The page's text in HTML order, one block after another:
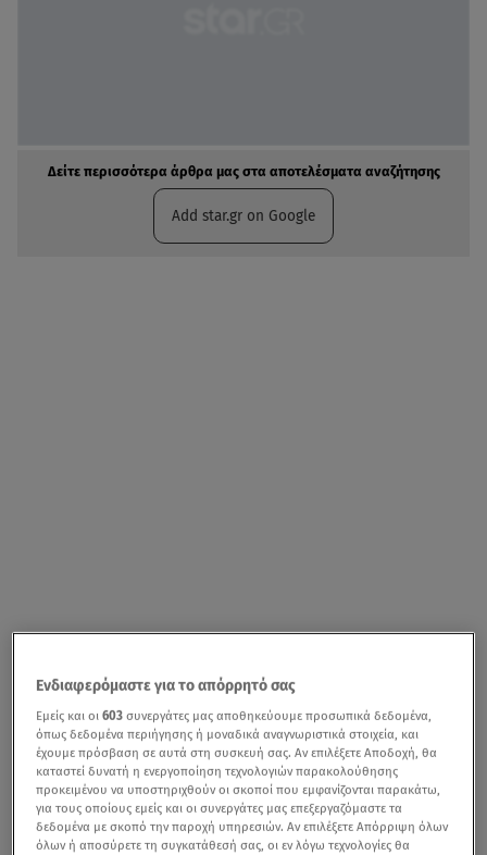
Δείτε περισσότερα άρθρα μας στα αποτελέσματα αναζήτησης
Add star.gr on Google
Ενδιαφερόμαστε για το απόρρητό σας
Εμείς και οι603 συνεργάτες μας αποθηκεύουμε προσωπικά δεδομένα,
όπως δεδομένα περιήγησης ή μοναδικά αναγνωριστικά στοιχεία, και
έχουμε πρόσβαση σε αυτά στη συσκευή σας. Αν επιλέξετε Αποδοχή, θα
καταστεί δυνατή η ενεργοποίηση τεχνολογιών παρακολούθησης
προκειμένου να υποστηριχθούν οι σκοποί που εμφανίζονται παρακάτω,
για τους οποίους εμείς και οι συνεργάτες μας επεξεργαζόμαστε τα
δεδομένα με σκοπό την παροχή υπηρεσιών. Αν επιλέξετε Απόρριψη όλων
όλων ή αποσύρετε τη συγκατάθεσή σας, οι εν λόγω τεχνολογίες θα